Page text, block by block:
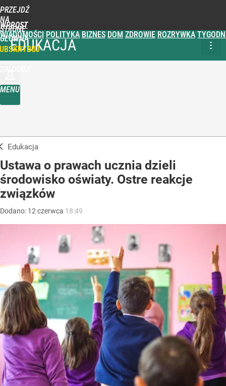
PRZEJDŹ
NA
STRONĘ
GŁÓWNĄ
WPROST
WIADOMOŚCI POLITYKA BIZNES DOM ZDROWIE ROZRYWKA
MENU
EDUKACJA
Edukacja
Ustawa o prawach ucznia dzieli
środowisko oświaty. Ostre reakcje
związków
Dodano: 12 czerwca 18:49